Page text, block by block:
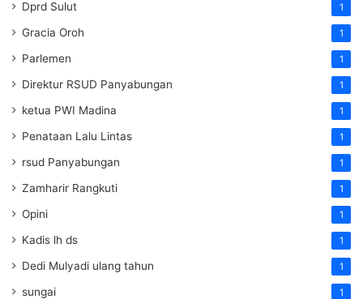
Dprd Sulut 1
Gracia Oroh 1
Parlemen 1
Direktur RSUD Panyabungan 1
ketua PWI Madina 1
Penataan Lalu Lintas 1
rsud Panyabungan 1
Zamharir Rangkuti 1
Opini 1
Kadis lh ds 1
Dedi Mulyadi ulang tahun 1
sungai 1